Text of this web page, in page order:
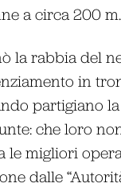
a circa 200
la rabbia del
in
partigiano
che loro
le migliori
dalle